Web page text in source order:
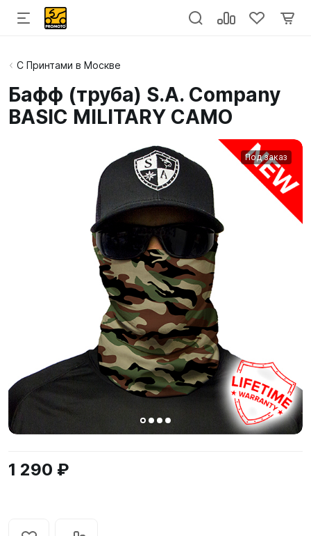
С Принтами в Москве
Бафф (труба) S.A. Company
BASIC MILITARY CAMO
Под заказ
1 290 ₽